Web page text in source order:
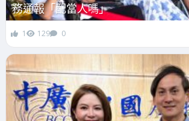
務通報「配當人嗎」
1 129 0